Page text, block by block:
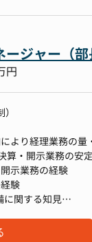
す。
ジャー（
円
より経理業務の量
算・開示業務の安
ます。
オフィス領域全
示業務の経験
験
に関する知見